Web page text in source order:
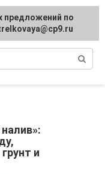
и
предложений по